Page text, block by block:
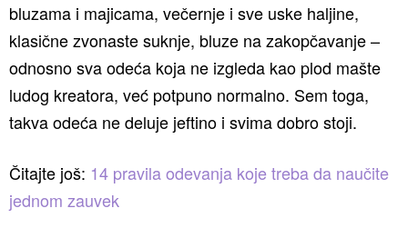
bluzama i majicama, večernje i sve uske haljine,
klasične zvonaste suknje, bluze na zakopčavanje –
odnosno sva odeća koja ne izgleda kao plod mašte
ludog kreatora, već potpuno normalno. Sem toga,
takva odeća ne deluje jeftino i svima dobro stoji.
Čitajte još: 14 pravila odevanja koje treba da naučite
jednom zauvek